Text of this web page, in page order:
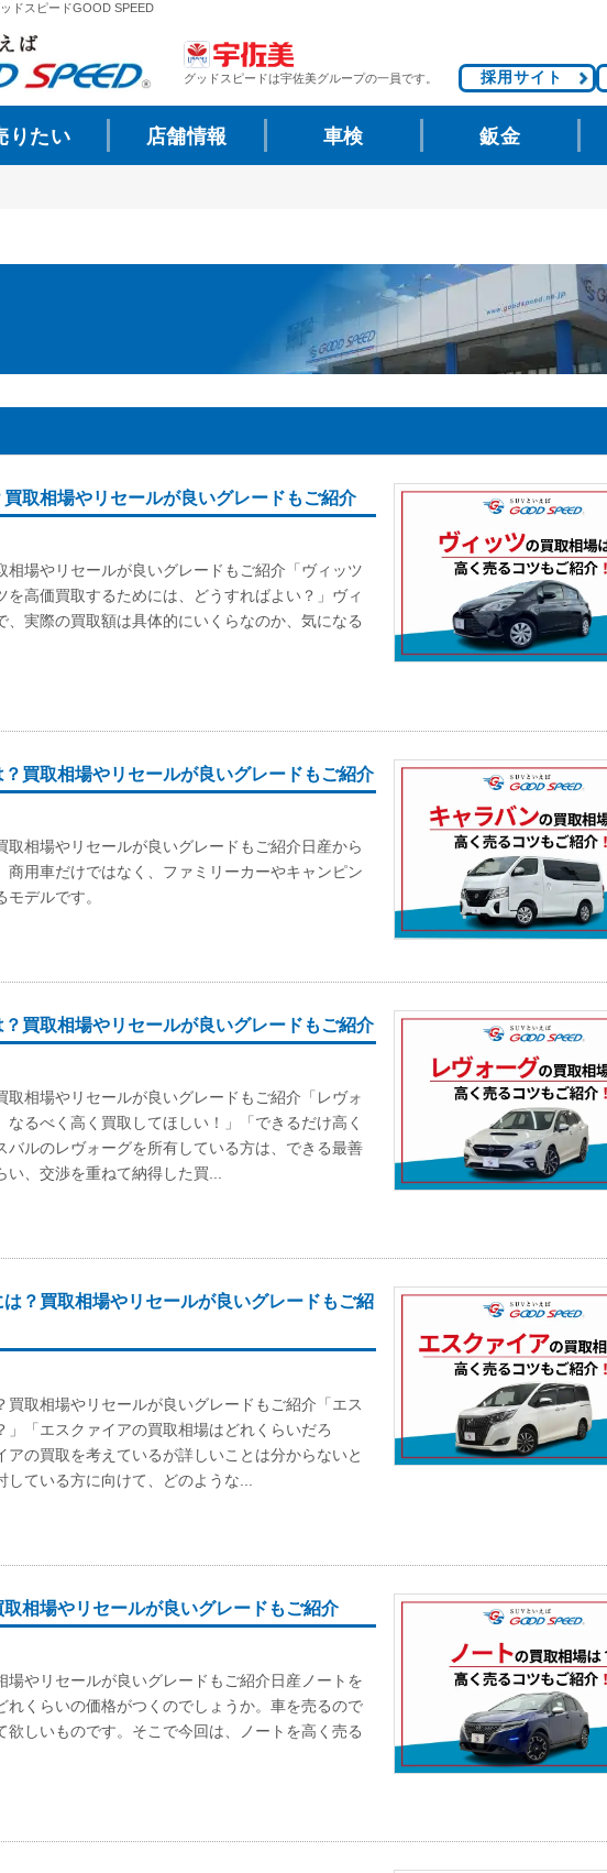
ドスピードGOOD SPEED
グッドスピードは宇佐美グループの一員です。 採用サイト
りたい 店舗情報 車検 鈑金
取相場やリセールが良いグレードもご紹介
相場やリセールが良いグレードもご紹介「ヴィッツ
高価買取するためには、どうすればよい？」ヴィ
、実際の買取額は具体的にいくらなのか、気になる
買取相場やリセールが良いグレードもご紹介
取相場やリセールが良いグレードもご紹介日産から
商用車だけではなく、ファミリーカーやキャンピン
デルです。
買取相場やリセールが良いグレードもご紹介
取相場やリセールが良いグレードもご紹介「レヴォ
るべく高く買取してほしい！」「できるだけ高く
バルのレヴォーグを所有している方は、できる最善
、交渉を重ねて納得した買...
？買取相場やリセールが良いグレードもご紹
買取相場やリセールが良いグレードもご紹介「エス
」「エスクァイアの買取相場はどれくらいだろ
アの買取を考えているが詳しいことは分からないと
ている方に向けて、どのような...
相場やリセールが良いグレードもご紹介
場やリセールが良いグレードもご紹介日産ノートを
れくらいの価格がつくのでしょうか。車を売るので
欲しいものです。そこで今回は、ノートを高く売る